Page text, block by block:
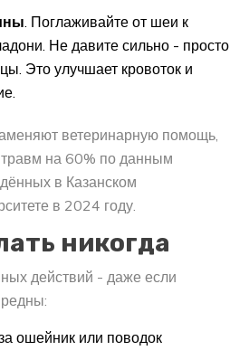
. Поглаживайте от шеи к
Не давите сильно - просто
Это улучшает кровоток и
ветеринарную помощь,
на 60% по данным
в Казанском
в 2024 году.
никогда
действий - даже если
ошейник или поводок